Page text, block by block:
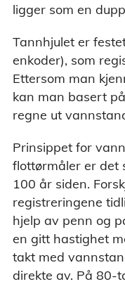
ligger som en
Tannhjulet er
enkoder), som
Ettersom man
kan man basert
regne ut
Prinsippet for
flottørmåler er det
100 år siden.
registreringene
hjelp av penn og
en gitt hastighet
takt med
direkte av. På 80-